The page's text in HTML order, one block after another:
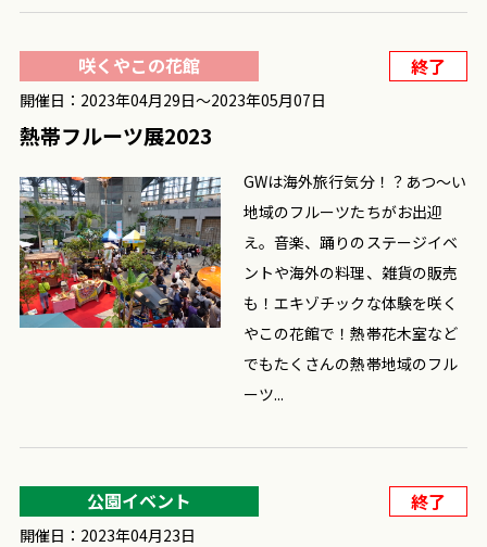
GWは海外旅行気分！？あつ～い
地域のフルーツたちがお出迎
え。音楽、踊りのステージイベ
ントや海外の料理、雑貨の販売
も！エキゾチックな体験を咲く
やこの花館で！熱帯花木室など
でもたくさんの熱帯地域のフル
ーツ...
咲くやこの花館 終了
開催日：2023年04月29日〜2023年05月07日
熱帯フルーツ展2023
公園イベント 終了
開催日：2023年04月23日